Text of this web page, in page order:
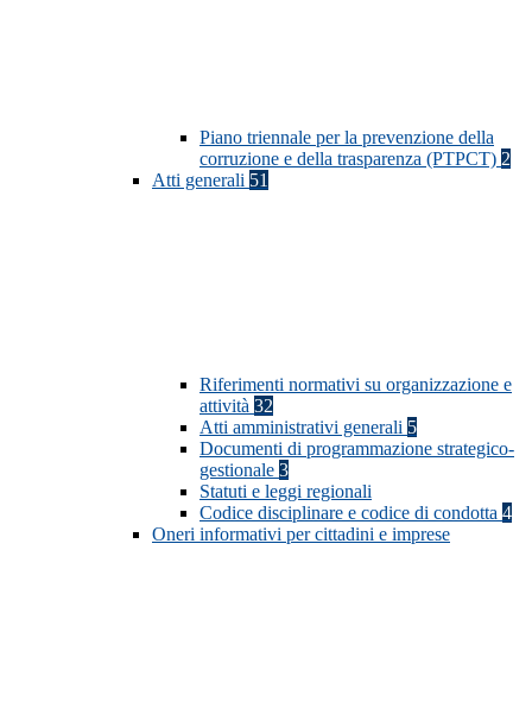
Piano triennale per la prevenzione della
corruzione e della trasparenza (PTPCT) 2
Atti generali 51
Riferimenti normativi su organizzazione e
attività 32
Atti amministrativi generali 5
Documenti di programmazione strategico-
gestionale 3
Statuti e leggi regionali
Codice disciplinare e codice di condotta 4
Oneri informativi per cittadini e imprese